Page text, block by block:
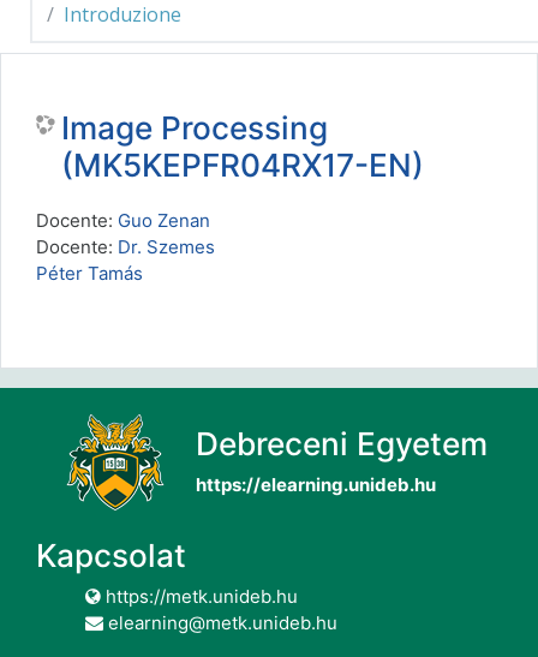
Introduzione
Image Processing
(MK5KEPFR04RX17-EN)
Docente: Guo Zenan
Docente: Dr. Szemes
Péter Tamás
Debreceni Egyetem
https://elearning.unideb.hu
Kapcsolat
https://metk.unideb.hu
elearning@metk.unideb.hu